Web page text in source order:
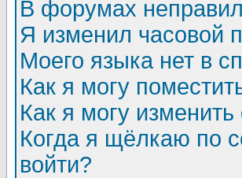
В форумах
Я изменил часовой
Моего языка нет в
Как я могу
Как я могу
Когда я щёлкаю по
войти?